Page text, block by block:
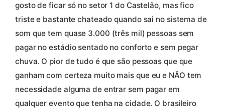
gosto de ficar só no setor 1 do Castelão, mas fico
triste e bastante chateado quando sai no sistema de
som que tem quase 3.000 (três mil) pessoas sem
pagar no estádio sentado no conforto e sem pegar
chuva. O pior de tudo é que são pessoas que que
ganham com certeza muito mais que eu e NÃO tem
necessidade alguma de entrar sem pagar em
qualquer evento que tenha na cidade. O brasileiro